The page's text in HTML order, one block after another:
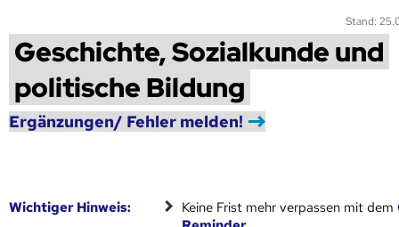
Stand:
Geschichte, Sozialkunde und
politische Bildung
Ergänzungen/ Fehler melden!
Wich­ti­ger Hin­weis: Keine Frist mehr verpassen mit dem